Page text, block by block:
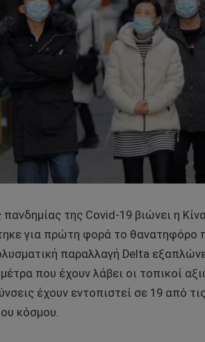
της Covid-19 βιώνει η
για πρώτη φορά το θανατηφόρο
παραλλαγή Delta
που έχουν λάβει οι τοπικοί
έχουν εντοπιστεί σε 19 από
κόσμου.